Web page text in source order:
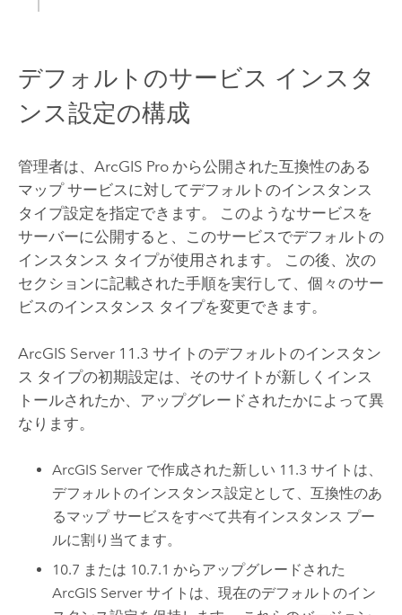
デフォルトのサービス インスタ
ンス設定の構成
管理者は、 ArcGIS Proから公開された互換性のある
マップ サービスに対してデフォルトのインスタンス
タイプ設定を指定できます。 このようなサービスを
サーバーに公開すると、このサービスでデフォルトの
インスタンス タイプが使用されます。 この後、次の
セクションに記載された手順を実行して、個々のサー
ビスのインスタンス タイプを変更できます。
ArcGIS Server 11.3 サイトのデフォルトのインスタン
ス タイプの初期設定は、そのサイトが新しくインス
トールされたか、アップグレードされたかによって異
なります。
ArcGIS Server で作成された新しい 11.3 サイトは、
デフォルトのインスタンス設定として、互換性のあ
るマップ サービスをすべて共有インスタンス プー
ルに割り当てます。
10.7 または 10.7.1 からアップグレードされた
ArcGIS Server サイトは、現在のデフォルトのイン